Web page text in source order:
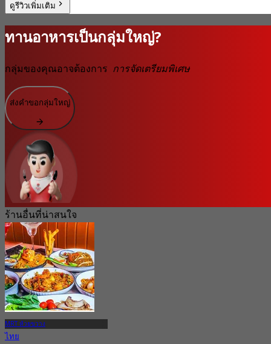
ดูรีวิวเพิ่มเติม
ทานอาหารเป็นกลุ่มใหญ่?
กลุ่มของคุณอาจต้องการ การจัดเตรียมพิเศษ
ส่งคำขอกลุ่มใหญ่
ร้านอื่นที่น่าสนใจ
MRT ห้วยขวาง
ไทย